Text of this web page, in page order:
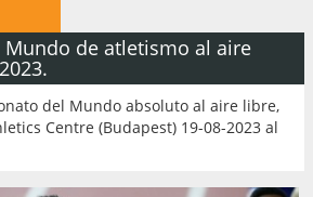
Mundo de atletismo al aire
del Mundo absoluto al aire libre,
Centre (Budapest) 19-08-2023 al